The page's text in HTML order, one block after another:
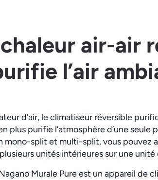
air-air
l’air
d’air, le climatiseur réversible
plus purifie l’atmosphère d’une seule
mono-split et multi-split, vous pouvez
unités intérieures sur une unité
Murale Pure est un appareil de